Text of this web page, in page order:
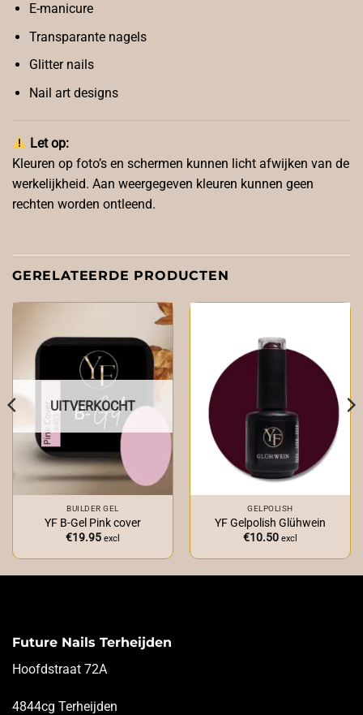
E-manicure
Transparante nagels
Glitter nails
Nail art designs
Let op:
Kleuren op foto’s en schermen kunnen licht afwijken van de
werkelijkheid. Aan weergegeven kleuren kunnen geen
rechten worden ontleend.
GERELATEERDE PRODUCTEN
UITVERKOCHT
BUILDER GEL
YF B-Gel Pink cover
€19.95 excl
GELPOLISH
YF Gelpolish Glühwein
€10.50 excl
Future Nails Terheijden
Hoofdstraat 72A
4844cg Terheijden